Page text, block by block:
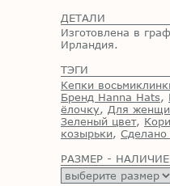
ДЕТАЛИ
Изготовлена в
Ирландия.
ТЭГИ
Кепки
Бренд Hanna Hats,
ёлочку, Для
Зеленый цвет,
козырьки,
РАЗМЕР - НАЛИЧИЕ